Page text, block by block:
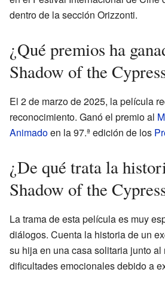
dentro de la sección Orizzonti.
¿Qué premios ha
Shadow of the
El 2 de marzo de 2025, la película
reconocimiento. Ganó el premio al
Animadoen la 97.ª edición de los
¿De qué trata la
Shadow of the
La trama de esta película es muy
diálogos. Cuenta la historia de un
su hija en una casa solitaria junto al
dificultades emocionales debido a